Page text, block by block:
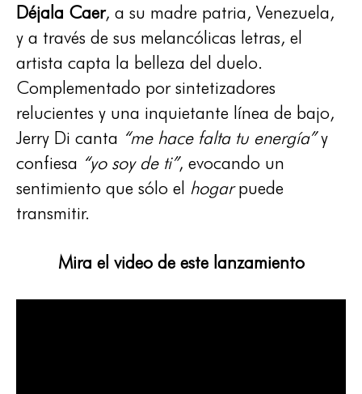
Déjala Caer, a su madre patria, Venezuela,
y a través de sus melancólicas letras, el
artista capta la belleza del duelo.
Complementado por sintetizadores
relucientes y una inquietante línea de bajo,
Jerry Di canta “me hace falta tu energía”y
confiesa “yo soy de ti”, evocando un
sentimiento que sólo el hogarpuede
transmitir.
Mira el video de este lanzamiento